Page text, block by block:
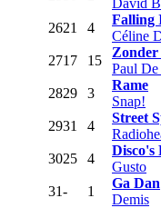
David
2621 4
Falling
Céline
2717 15
Zonder
Paul
2829 3
Rame
Snap!
2931 4
Street
3025 4
Disco's
Gusto
31- 1
Ga Dan
Demis